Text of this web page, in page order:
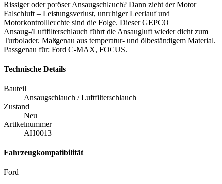
Rissiger oder poröser Ansaugschlauch? Dann zieht der Motor
Falschluft – Leistungsverlust, unruhiger Leerlauf und
Motorkontrollleuchte sind die Folge. Dieser GEPCO
Ansaug-/Luftfilterschlauch führt die Ansaugluft wieder dicht zum
Turbolader. Maßgenau aus temperatur- und ölbeständigem Material.
Passgenau für: Ford C-MAX, FOCUS.
Technische Details
Bauteil
Ansaugschlauch / Luftfilterschlauch
Zustand
Neu
Artikelnummer
AH0013
Fahrzeugkompatibilität
Ford